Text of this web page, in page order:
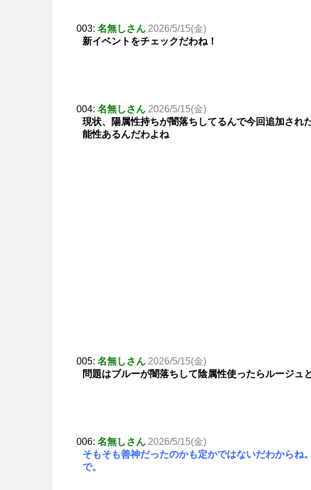
003: 名無しさん 2026/5/15(金)
新イベントをチェックだわね！
004: 名無しさん 2026/5/15(金)
現状、陽属性持ちが闇落ちしてるんで今回追加され
能性あるんだわよね
005: 名無しさん 2026/5/15(金)
問題はブルーが闇落ちして陰属性使ったらルージュ
006: 名無しさん 2026/5/15(金)
そもそも善神だったのかも定かではないだわからね
で。